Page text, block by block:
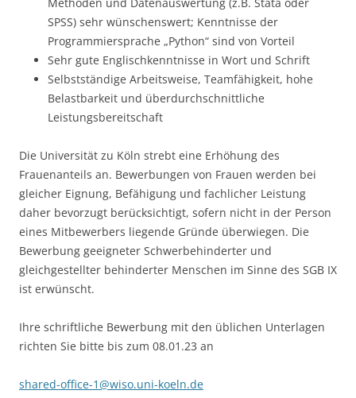
SPSS) sehr wünschenswert; Kenntnisse der
Programmiersprache „Python“ sind von Vorteil
Sehr gute Englischkenntnisse in Wort und Schrift
Selbstständige Arbeitsweise, Teamfähigkeit, hohe
Belastbarkeit und überdurchschnittliche
Leistungsbereitschaft
Die Universität zu Köln strebt eine Erhöhung des
Frauenanteils an. Bewerbungen von Frauen werden bei
gleicher Eignung, Befähigung und fachlicher Leistung
daher bevorzugt berücksichtigt, sofern nicht in der Person
eines Mitbewerbers liegende Gründe überwiegen. Die
Bewerbung geeigneter Schwerbehinderter und
gleichgestellter behinderter Menschen im Sinne des SGB IX
ist erwünscht.
Ihre schriftliche Bewerbung mit den üblichen Unterlagen
richten Sie bitte bis zum 08.01.23 an
shared-office-1@wiso.uni-koeln.de